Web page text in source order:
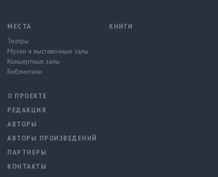
МЕСТА
Театры
Музеи и выставочные залы
Концертные залы
Библиотеки
КНИГИ
О ПРОЕКТЕ
РЕДАКЦИЯ
АВТОРЫ
АВТОРЫ ПРОИЗВЕДЕНИЙ
ПАРТНЕРЫ
КОНТАКТЫ